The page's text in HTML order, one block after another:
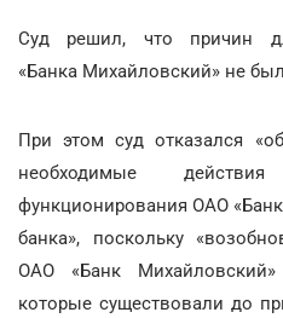
Суд решил, что причин
«Банка Михайловский» не
При этом суд отказался
необходимые
функционирования ОАО
банка», поскольку
ОАО «Банк
которые существовали до